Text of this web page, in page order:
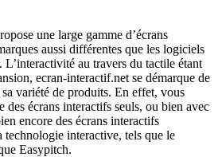
une large gamme d’écrans
aussi différentes que les logiciels
L’interactivité au travers du tactile étant
ecran-interactif.net se démarque de
variété de produits. En effet, vous
des écrans interactifs seuls, ou bien avec
encore des écrans interactifs
technologie interactive, tels que le
Easypitch.